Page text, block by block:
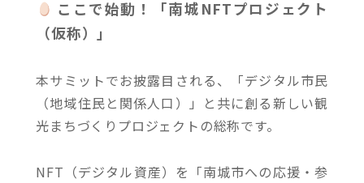
ここで始動！「南城NFTプロジェクト
（仮称）」
本サミットでお披露目される、「デジタル市民
（地域住民と関係人口）」と共に創る新しい観
光まちづくりプロジェクトの総称です。
NFT（デジタル資産）を「南城市への応援・参